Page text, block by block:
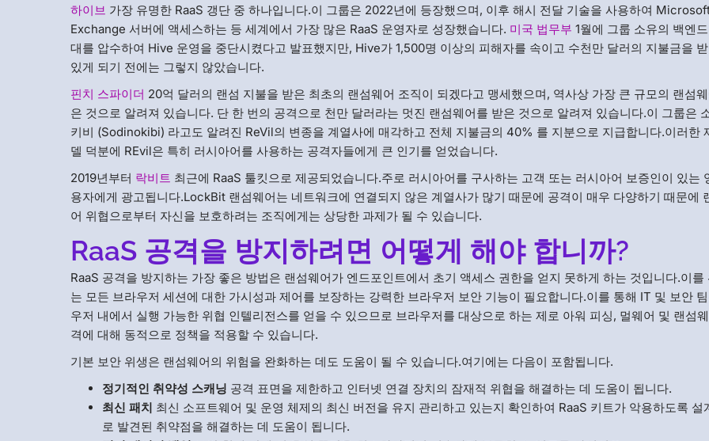
하이브 가장 유명한 RaaS 갱단 중 하나입니다.이 그룹은 2022년에 등장했으며, 이후 해시 전달 기술을 사용하여
Exchange 서버에 액세스하는 등 세계에서 가장 많은 RaaS 운영자로 성장했습니다. 미국 법무부 1월에 그룹 소유의 백엔
대를 압수하여 Hive 운영을 중단시켰다고 발표했지만, Hive가 1,500명 이상의 피해자를 속이고 수천만 달러의 지불금을
있게 되기 전에는 그렇지 않았습니다.
핀치 스파이더 20억 달러의 랜섬 지불을 받은 최초의 랜섬웨어 조직이 되겠다고 맹세했으며, 역사상 가장 큰 규모의 랜섬
은 것으로 알려져 있습니다. 단 한 번의 공격으로 천만 달러라는 멋진 랜섬웨어를 받은 것으로 알려져 있습니다.이 그룹은
키비 (Sodinokibi) 라고도 알려진 ReVil의 변종을 계열사에 매각하고 전체 지불금의 40% 를 지분으로 지급합니다.이러한
델 덕분에 REvil은 특히 러시아어를 사용하는 공격자들에게 큰 인기를 얻었습니다.
2019년부터 락비트 최근에 RaaS 툴킷으로 제공되었습니다.주로 러시아어를 구사하는 고객 또는 러시아어 보증인이 있는
용자에게 광고됩니다.LockBit 랜섬웨어는 네트워크에 연결되지 않은 계열사가 많기 때문에 공격이 매우 다양하기 때문에
어 위협으로부터 자신을 보호하려는 조직에게는 상당한 과제가 될 수 있습니다.
RaaS 공격을 방지하려면 어떻게 해야 합니까?
RaaS 공격을 방지하는 가장 좋은 방법은 랜섬웨어가 엔드포인트에서 초기 액세스 권한을 얻지 못하게 하는 것입니다.이를
는 모든 브라우저 세션에 대한 가시성과 제어를 보장하는 강력한 브라우저 보안 기능이 필요합니다.이를 통해 IT 및 보안
우저 내에서 실행 가능한 위협 인텔리전스를 얻을 수 있으므로 브라우저를 대상으로 하는 제로 아워 피싱, 멀웨어 및 랜섬
격에 대해 동적으로 정책을 적용할 수 있습니다.
기본 보안 위생은 랜섬웨어의 위험을 완화하는 데도 도움이 될 수 있습니다.여기에는 다음이 포함됩니다.
정기적인 취약성 스캐닝 공격 표면을 제한하고 인터넷 연결 장치의 잠재적 위협을 해결하는 데 도움이 됩니다.
최신 패치 최신 소프트웨어 및 운영 체제의 최신 버전을 유지 관리하고 있는지 확인하여 RaaS 키트가 악용하도록 설
로 발견된 취약점을 해결하는 데 도움이 됩니다.